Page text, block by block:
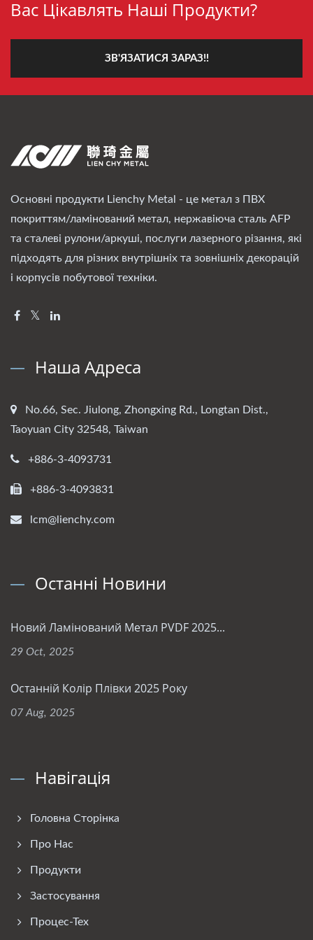
Вас Цікавлять Наші Продукти?
ЗВ'ЯЗАТИСЯ ЗАРАЗ!!
Основні продукти Lienchy Metal - це метал з ПВХ
покриттям/ламінований метал, нержавіюча сталь AFP
та сталеві рулони/аркуші, послуги лазерного різання, які
підходять для різних внутрішніх та зовнішніх декорацій
і корпусів побутової техніки.
Наша Адреса
No.66, Sec. Jiulong, Zhongxing Rd., Longtan Dist.,
Taoyuan City 32548, Taiwan
+886-3-4093731
+886-3-4093831
lcm@lienchy.com
Останні Новини
Новий Ламінований Метал PVDF 2025...
29 Oct, 2025
Останній Колір Плівки 2025 Року
07 Aug, 2025
Навігація
Головна Сторінка
Про Нас
Продукти
Застосування
Процес-Тех